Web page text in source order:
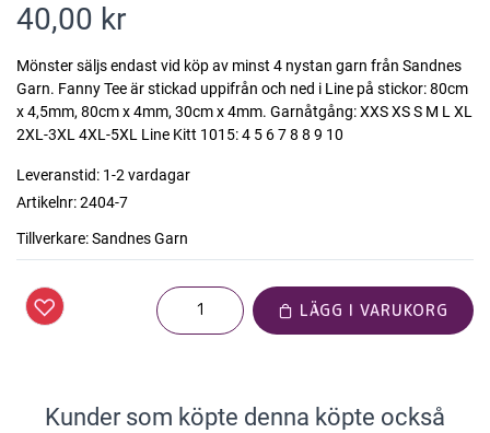
40,00 kr
Mönster säljs endast vid köp av minst 4 nystan garn från Sandnes
Garn. Fanny Tee är stickad uppifrån och ned i Line på stickor: 80cm
x 4,5mm, 80cm x 4mm, 30cm x 4mm. Garnåtgång: XXS XS S M L XL
2XL-3XL 4XL-5XL Line Kitt 1015: 4 5 6 7 8 8 9 10
Leveranstid: 1-2 vardagar
Artikelnr:2404-7
Tillverkare:Sandnes Garn
LÄGG I VARUKORG
Kunder som köpte denna köpte också